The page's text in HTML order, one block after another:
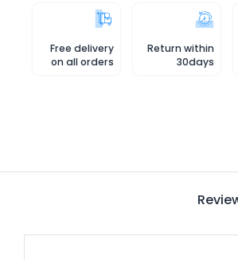
Return within
30days
Free delivery
on all orders